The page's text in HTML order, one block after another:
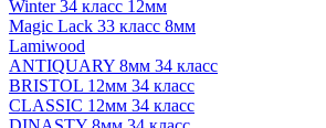
Winter 34 класс 12мм
Magic Lack 33 класс 8мм
Lamiwood
ANTIQUARY 8мм 34 класс
BRISTOL 12мм 34 класс
CLASSIC 12мм 34 класс